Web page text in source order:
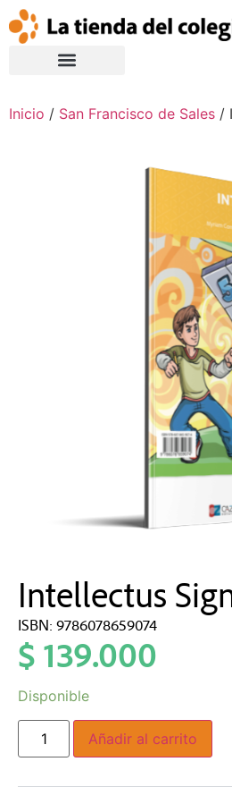
Inicio / San Francisco de Sales /
Intellectus
ISBN: 9786078659074
$ 139.000
Disponible
Añadir al carrito